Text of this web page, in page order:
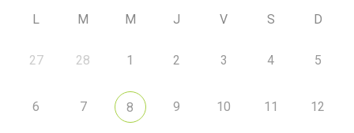
L M M J V S D
27 28 1 2 3 4 5
6 7 8 9 10 11 12